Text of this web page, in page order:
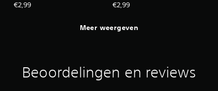
€2,99 €2,99
Meer weergeven
Beoordelingen en reviews